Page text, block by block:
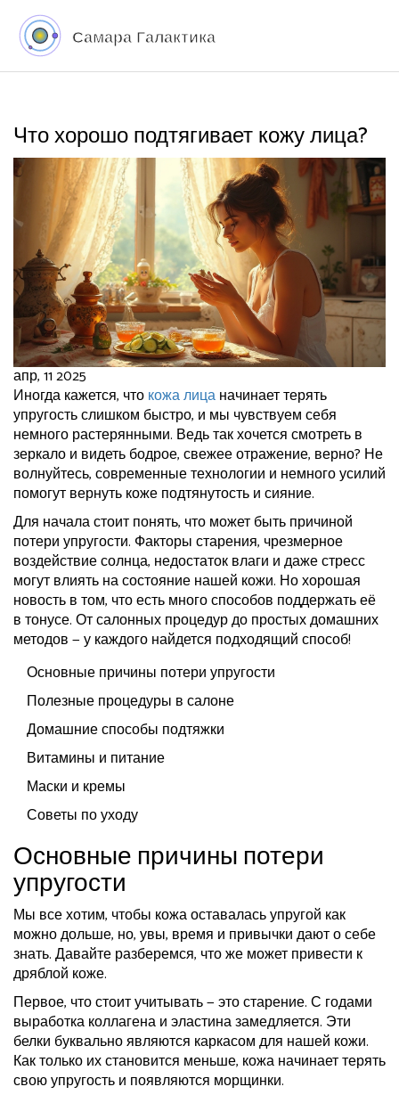
Что хорошо подтягивает кожу лица?
апр, 11 2025
Иногда кажется, чтокожа лицаначинает терять
упругость слишком быстро, и мы чувствуем себя
немного растерянными. Ведь так хочется смотреть в
зеркало и видеть бодрое, свежее отражение, верно? Не
волнуйтесь, современные технологии и немного усилий
помогут вернуть коже подтянутость и сияние.
Для начала стоит понять, что может быть причиной
потери упругости. Факторы старения, чрезмерное
воздействие солнца, недостаток влаги и даже стресс
могут влиять на состояние нашей кожи. Но хорошая
новость в том, что есть много способов поддержать её
в тонусе. От салонных процедур до простых домашних
методов — у каждого найдется подходящий способ!
Основные причины потери упругости
Полезные процедуры в салоне
Домашние способы подтяжки
Витамины и питание
Маски и кремы
Советы по уходу
Основные причины потери
упругости
Мы все хотим, чтобы кожа оставалась упругой как
можно дольше, но, увы, время и привычки дают о себе
знать. Давайте разберемся, что же может привести к
дряблой коже.
Первое, что стоит учитывать — это старение. С годами
выработка коллагена и эластина замедляется. Эти
белки буквально являются каркасом для нашей кожи.
Как только их становится меньше, кожа начинает терять
свою упругость и появляются морщинки.